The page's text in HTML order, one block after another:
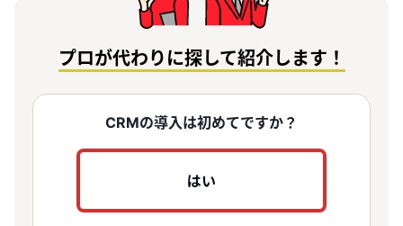
プロが代わりに探して紹介します！
CRMの導入は初めてですか？
はい